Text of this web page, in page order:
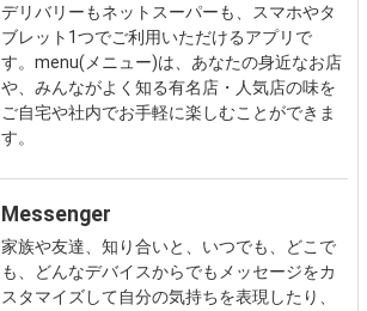
デリバリーもネットスーパーも、スマホやタ
ブレット1つでご利用いただけるアプリで
す。menu(メニュー)は、あなたの身近なお店
や、みんながよく知る有名店・人気店の味を
ご自宅や社内でお手軽に楽しむことができま
す。
Messenger
家族や友達、知り合いと、いつでも、どこで
も、どんなデバイスからでもメッセージをカ
スタマイズして自分の気持ちを表現したり、